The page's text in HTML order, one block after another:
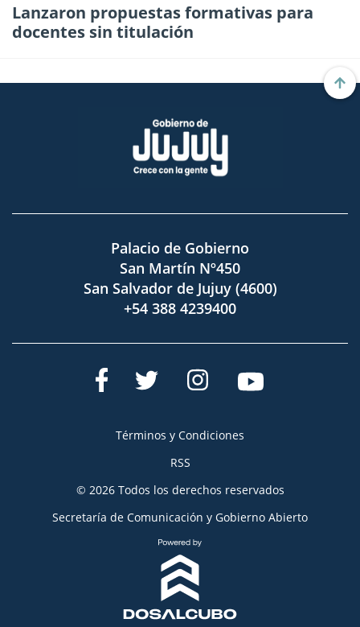
Lanzaron propuestas formativas para
docentes sin titulación
Palacio de Gobierno
San Martín Nº450
San Salvador de Jujuy (4600)
+54 388 4239400
Términos y Condiciones
RSS
© 2026 Todos los derechos reservados
Secretaría de Comunicación y Gobierno Abierto